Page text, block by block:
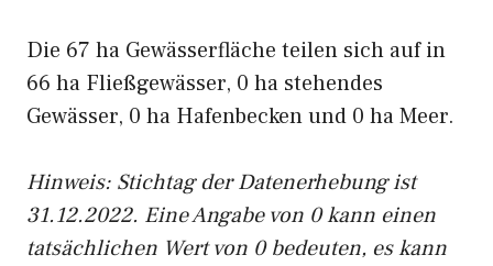
Die 67 ha Gewässerfläche teilen sich auf in
66 ha Fließgewässer, 0 ha stehendes
Gewässer, 0 ha Hafenbecken und 0 ha Meer.
Hinweis: Stichtag der Datenerhebung ist
31.12.2022. Eine Angabe von 0 kann einen
tatsächlichen Wert von 0 bedeuten, es kann